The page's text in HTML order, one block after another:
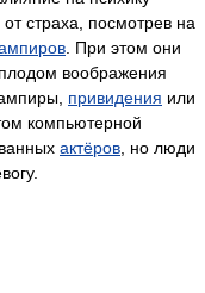
страха, посмотрев на
. При этом они
воображения
привидения или
компьютерной
актёров , но люди